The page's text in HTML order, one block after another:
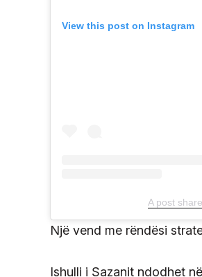
View this post on Instagram
A post
Një vend me rëndësi
Ishulli i Sazanit ndodhet